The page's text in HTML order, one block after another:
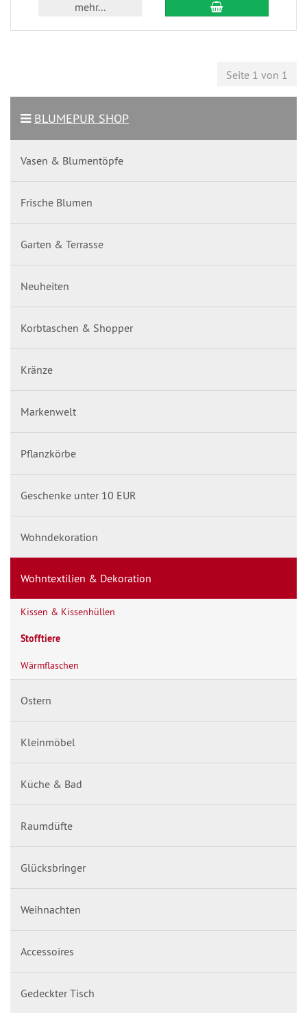
mehr...
Seite 1 von 1
BLUMEPUR SHOP
Vasen & Blumentöpfe
Frische Blumen
Garten & Terrasse
Neuheiten
Korbtaschen & Shopper
Kränze
Markenwelt
Pflanzkörbe
Geschenke unter 10 EUR
Wohndekoration
Wohntextilien & Dekoration
Kissen & Kissenhüllen
Stofftiere
Wärmflaschen
Ostern
Kleinmöbel
Küche & Bad
Raumdüfte
Glücksbringer
Weihnachten
Accessoires
Gedeckter Tisch